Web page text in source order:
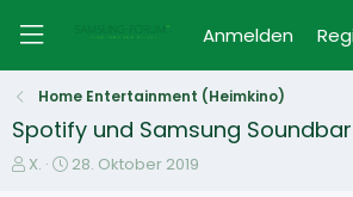
Anmelden
Home Entertainment (Heimkino)
Spotify und Samsung
E
X.
E
28. Oktober 2019